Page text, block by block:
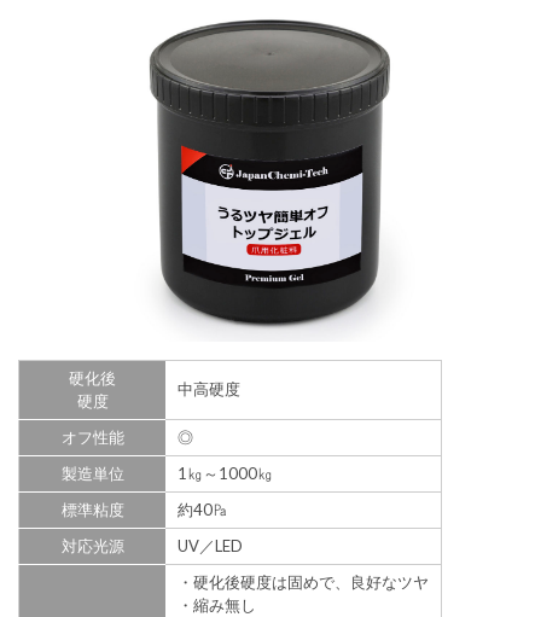
硬化後
硬度
中高硬度
オフ性能
◎
製造単位
1㎏～1000㎏
標準粘度
約40㎩
対応光源
UV／LED
・硬化後硬度は固めで、良好なツヤ
・縮み無し